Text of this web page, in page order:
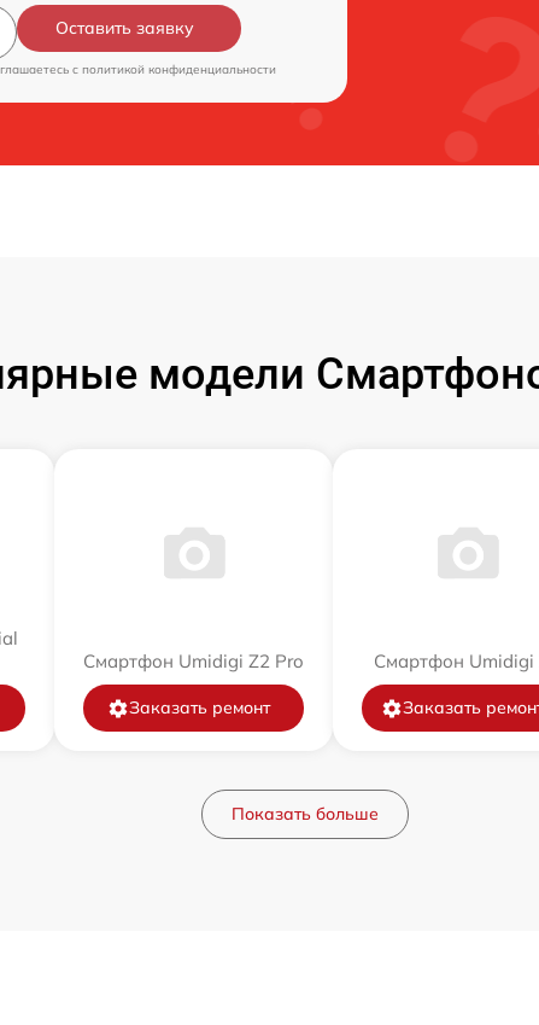
Оставить заявку
c политикой конфиденциальности
модели
Смартфон Umidigi Z2 Pro
Заказать ремонт
Смартфон Umidigi
Заказать
Показать больше